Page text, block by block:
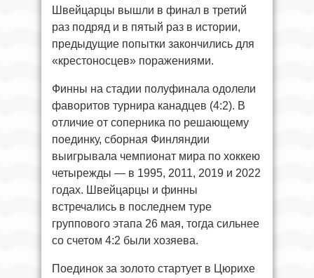
Швейцарцы вышли в финал в третий
раз подряд и в пятый раз в истории,
предыдущие попытки закончились для
«крестоносцев» поражениями.
Финны на стадии полуфинала одолели
фаворитов турнира канадцев (4:2). В
отличие от соперника по решающему
поединку, сборная Финляндии
выигрывала чемпионат мира по хоккею
четырежды — в 1995, 2011, 2019 и 2022
годах. Швейцарцы и финны
встречались в последнем туре
группового этапа 26 мая, тогда сильнее
со счетом 4:2 были хозяева.
Поединок за золото стартует в Цюрихе